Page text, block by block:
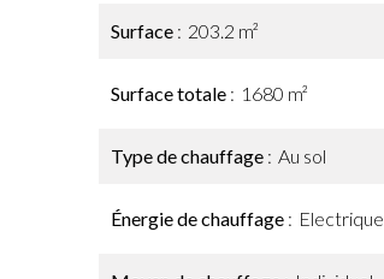
Surface 203.2 m²
Surface totale 1680 m²
Type de chauffage Au sol
Énergie de chauffage Electrique